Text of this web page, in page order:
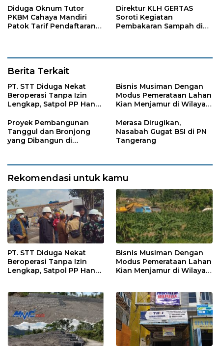
Diduga Oknum Tutor
PKBM Cahaya Mandiri
Patok Tarif Pendaftaran
Direktur KLH GERTAS
Soroti Kegiatan
Pembakaran Sampah di
Berita Terkait
PT. STT Diduga Nekat
Beroperasi Tanpa Izin
Lengkap, Satpol PP Hanya
Bisnis Musiman Dengan
Modus Pemerataan Lahan
Kian Menjamur di Wilayah
Proyek Pembangunan
Tanggul dan Bronjong
yang Dibangun di
Merasa Dirugikan,
Nasabah Gugat BSI di PN
Tangerang
Rekomendasi untuk kamu
PT. STT Diduga Nekat
Beroperasi Tanpa Izin
Lengkap, Satpol PP Hanya
Bisnis Musiman Dengan
Modus Pemerataan Lahan
Kian Menjamur di Wilayah